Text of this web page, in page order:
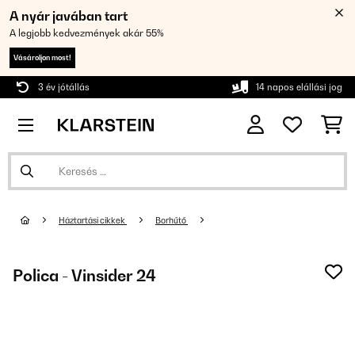
A nyár javában tart
A legjobb kedvezmények akár 55%
Vásároljon most!
3 év jótállás 14 napos elállási jog
Háztartási cikkek Borhűtő
Polica - Vinsider 24